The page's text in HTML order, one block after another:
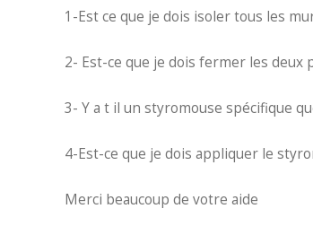
1-Est ce que je dois isoler tous les
2- Est-ce que je dois fermer les
3- Y a t il un styromouse spécifique
4-Est-ce que je dois appliquer le
Merci beaucoup de votre aide